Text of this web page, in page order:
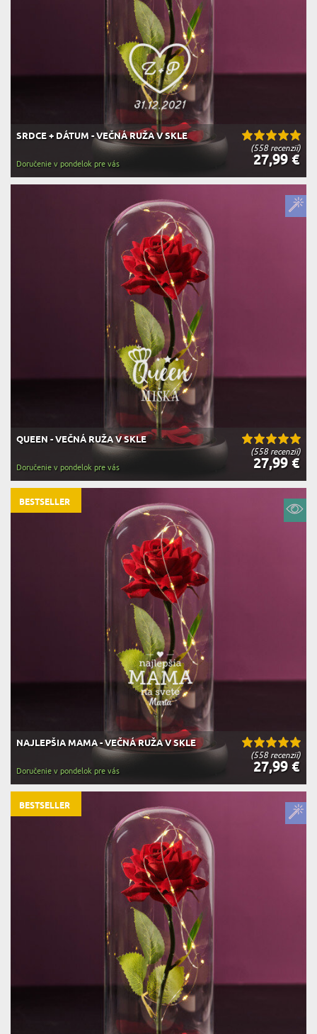
(558 recenzií)
SRDCE + DÁTUM - VEČNÁ RUŽA V SKLE
27,99 €
Doručenie v pondelok pre vás
(558 recenzií)
QUEEN - VEČNÁ RUŽA V SKLE
27,99 €
Doručenie v pondelok pre vás
(558 recenzií)
NAJLEPŠIA MAMA - VEČNÁ RUŽA V SKLE
27,99 €
Doručenie v pondelok pre vás
BESTSELLER
BESTSELLER